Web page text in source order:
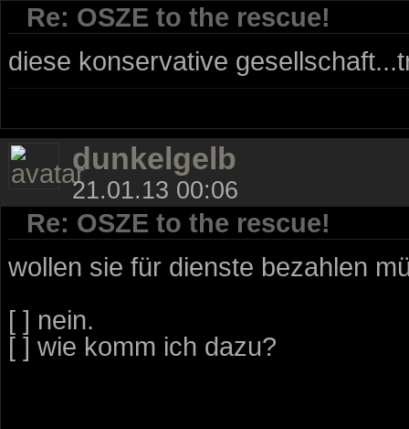
Re: OSZE to the rescue!
diese konservative
dunkelgelb
21.01.13 00:06
Re: OSZE to the rescue!
wollen sie für dienste bezahlen
[ ] nein.
[ ] wie komm ich dazu?